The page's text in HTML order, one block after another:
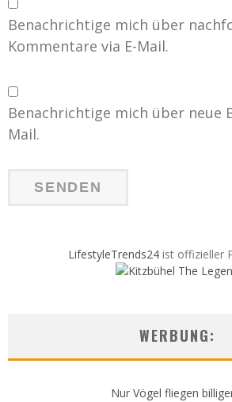
Benachrichtige mich über
Kommentare via E-Mail.
Benachrichtige mich über neue
Mail.
LifestyleTrends24ist offizieller
WERBUNG:
Nur Vögel fliegen